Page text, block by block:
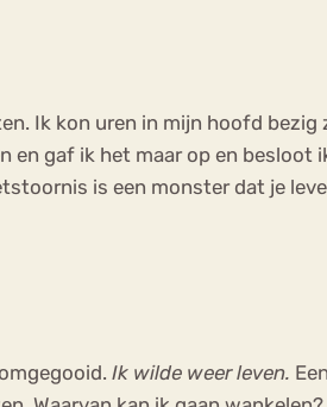
Ik kon uren in mijn hoofd
gaf ik het maar op en besloot
is een monster dat je
Ik wilde weer leven.